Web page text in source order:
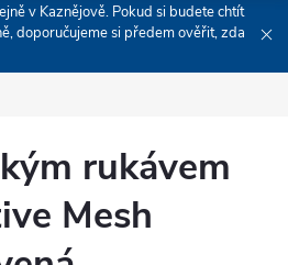
v Kaznějově. Pokud si budete chtít
doporučujeme si předem ověřit, zda
rukávem
Mesh